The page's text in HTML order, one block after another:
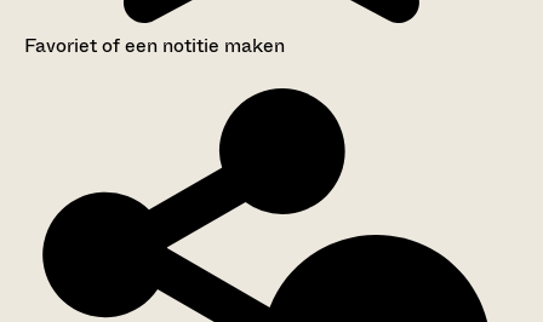
Favoriet of een notitie maken